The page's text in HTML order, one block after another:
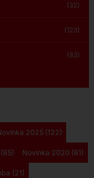
(32)
(123)
(83)
2025 (122)
(85) Novinka 2020 (61)
(21)